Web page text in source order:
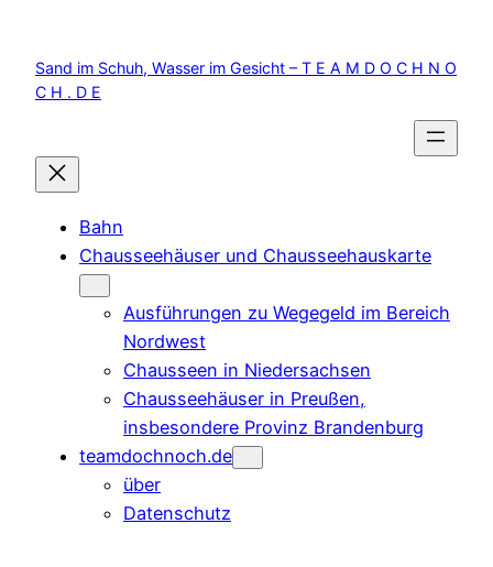
springen
Sand im Schuh, Wasser im Gesicht – T E A M D O C H N O
C H . D E
Bahn
Chausseehäuser und Chausseehauskarte
Ausführungen zu Wegegeld im Bereich
Nordwest
Chausseen in Niedersachsen
Chausseehäuser in Preußen,
insbesondere Provinz Brandenburg
teamdochnoch.de
über
Datenschutz